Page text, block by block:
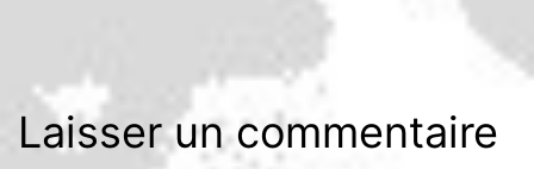
Laisser un commentaire